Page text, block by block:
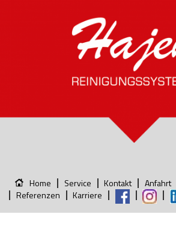
Home Service Kontakt Anfahrt
Referenzen
Karriere